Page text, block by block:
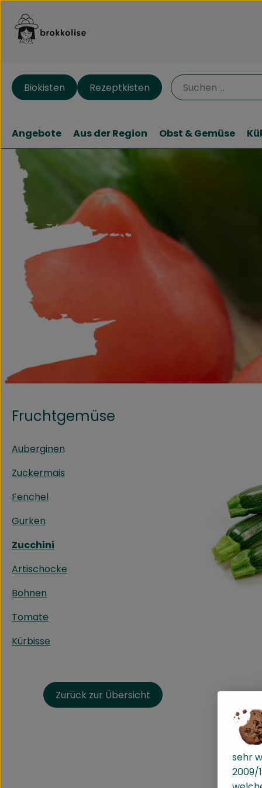
Biokisten Rezeptkisten
Angebote Aus der Region Obst & Gemüse
Fruchtgemüse
Auberginen
Zuckermais
Fenchel
Gurken
Zucchini
Artischocke
Bohnen
Tomate
Kürbisse
Zurück zur Übersicht
sehr
2009/